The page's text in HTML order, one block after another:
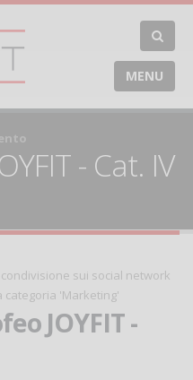
MENU
- Cat. IV
sui social network
categoria 'Marketing'
JOYFIT -